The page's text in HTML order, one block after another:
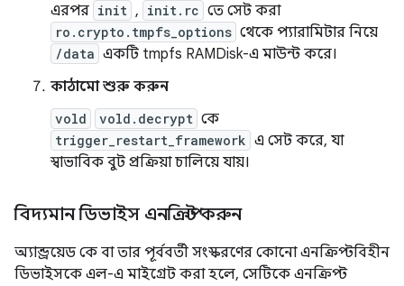
এরপর init , init.rc তে সেট করা
ro.crypto.tmpfs_options থেকে প্যারামিটার নিয়ে
/data একটি tmpfs RAMDisk-এ মাউন্ট করে।
কাঠামো শুরু করুন
vold vold.decrypt কে
trigger_restart_framework এ সেট করে, যা
স্বাভাবিক বুট প্রক্রিয়া চালিয়ে যায়।
বিদ্যমান ডিভাইস এনক্রিপ্ট করুন
অ্যান্ড্রয়েড কে বা তার পূর্ববর্তী সংস্করণের কোনো এনক্রিপ্টবিহীন
ডিভাইসকে এল-এ মাইগ্রেট করা হলে, সেটিকে এনক্রিপ্ট